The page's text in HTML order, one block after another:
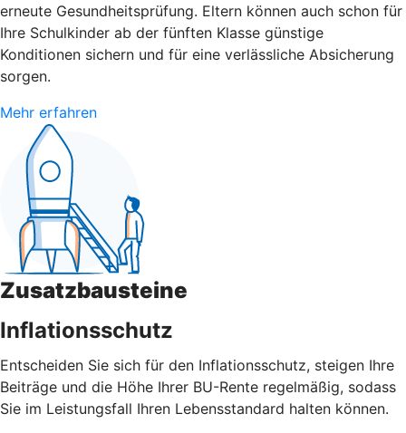
erneute Gesundheitsprüfung. Eltern können auch schon für
Ihre Schulkinder ab der fünften Klasse günstige
Konditionen sichern und für eine verlässliche Absicherung
sorgen.
Mehr erfahren
Zusatzbausteine
Inflationsschutz
Entscheiden Sie sich für den Inflationsschutz, steigen Ihre
Beiträge und die Höhe Ihrer BU-Rente regelmäßig, sodass
Sie im Leistungsfall Ihren Lebensstandard halten können.